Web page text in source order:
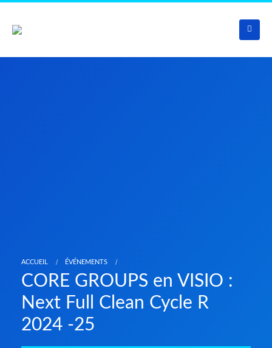
ACCUEIL ÉVÉNEMENTS
CORE GROUPS en VISIO :
Next Full Clean Cycle R
2024 -25